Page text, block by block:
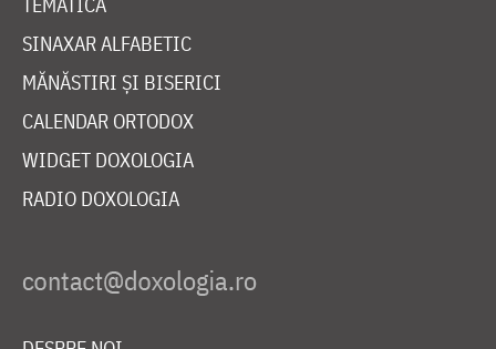
TEMATICĂ
SINAXAR ALFABETIC
MĂNĂSTIRI ȘI BISERICI
CALENDAR ORTODOX
WIDGET DOXOLOGIA
RADIO DOXOLOGIA